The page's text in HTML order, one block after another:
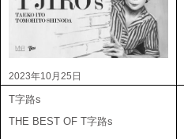
2023年10月25日
T字路s
THE BEST OF T字路s